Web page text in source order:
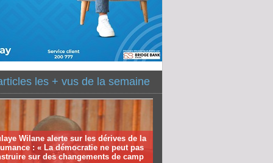
les + vus de la semaine
Wilane alerte sur les dérives de la
: « La démocratie ne peut pas
sur des changements de camp